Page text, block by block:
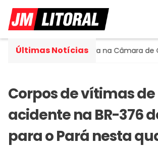
Últimas Notícias
assume cadeira na Câmara de
Corpos de vítimas de
acidente na BR-376
para o Pará nesta